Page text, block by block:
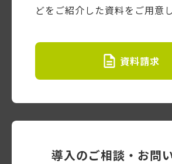
どをご紹介した資料をご用意
資料請求
導入のご相談・お問